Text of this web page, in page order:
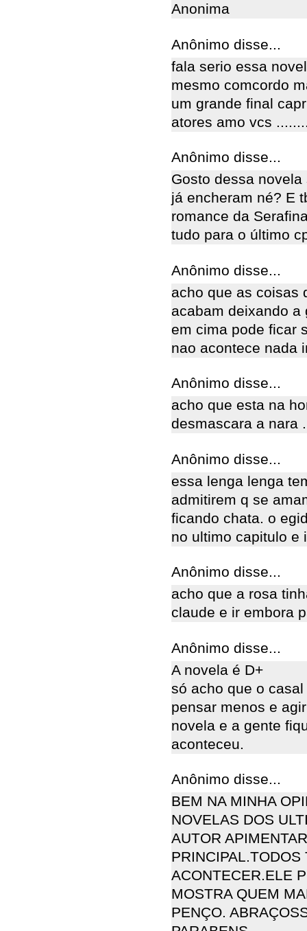
Anonima
Anônimo disse...
fala serio essa
mesmo comcordo
um grande final
atores amo vcs
Anônimo disse...
Gosto dessa
já encheram né? E
romance da
tudo para o último
Anônimo disse...
acho que as coisas
acabam deixando
em cima pode ficar
nao acontece nada
Anônimo disse...
acho que esta na
desmascara a nara .
Anônimo disse...
essa lenga lenga
admitirem q se
ficando chata. o
no ultimo capitulo e
Anônimo disse...
acho que a rosa
claude e ir embora
Anônimo disse...
A novela é D+
só acho que o
pensar menos e
novela e a gente
aconteceu.
Anônimo disse...
BEM NA MINHA
NOVELAS DOS
AUTOR
ACONTECER.ELE
MOSTRA QUEM
PENÇO.